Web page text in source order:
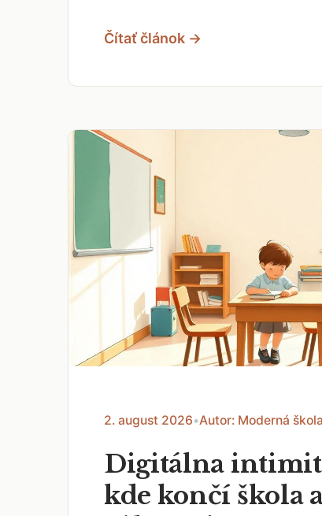
Čítať článok →
2. august 2026•Autor: Moderná škola
Digitálna
kde končí škola